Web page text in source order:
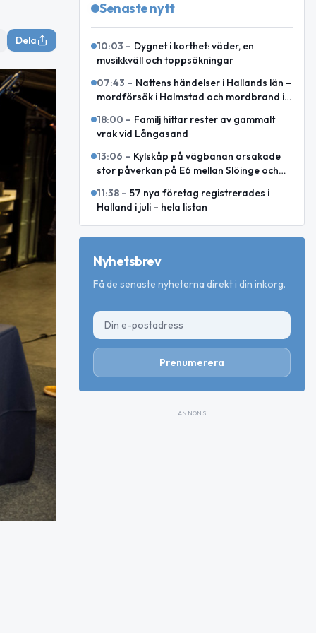
Dela
Senaste nytt
10:03 – Dygnet i korthet: väder, en
musikkväll och toppsökningar
07:43 – Nattens händelser i Hallands län –
mordförsök i Halmstad och mordbrand i
18:00 – Familj hittar rester av gammalt
vrak vid Långasand
13:06 – Kylskåp på vägbanan orsakade
stor påverkan på E6 mellan Slöinge och
11:38 – 57 nya företag registrerades i
Halland i juli – hela listan
Nyhetsbrev
Få de senaste nyheterna direkt i din inkorg.
Prenumerera
ANNONS